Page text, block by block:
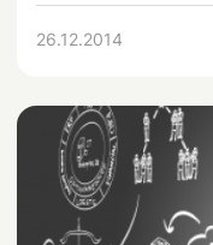
26.12.2014